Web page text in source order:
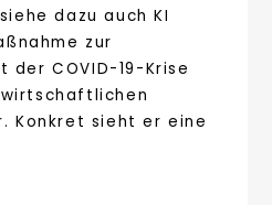
dazu auch KI
zur
der COVID-19-Krise
Konkret sieht er eine